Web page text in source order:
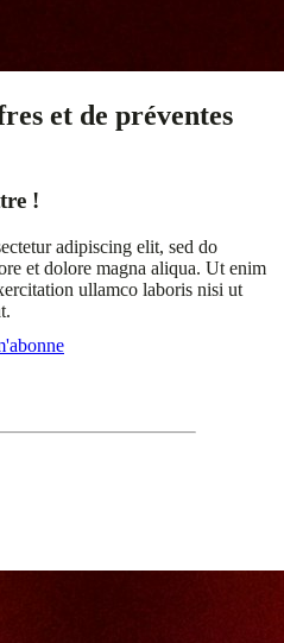
et de préventes
!
adipiscing elit, sed do
et dolore magna aliqua. Ut enim
ullamco laboris nisi ut